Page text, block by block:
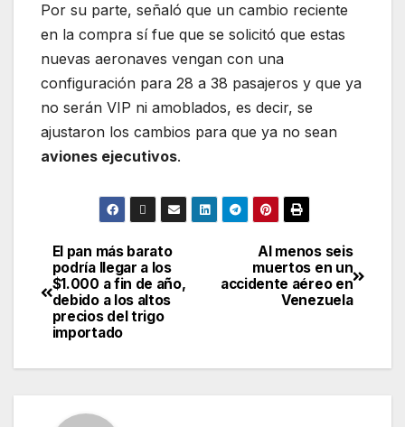
Por su parte, señaló que un cambio reciente
en la compra sí fue que se solicitó que estas
nuevas aeronaves vengan con una
configuración para 28 a 38 pasajeros y que ya
no serán VIP ni amoblados, es decir, se
ajustaron los cambios para que ya no sean
aviones ejecutivos.
Al menos seis
muertos en un
accidente aéreo en
Venezuela
El pan más barato
podría llegar a los
$1.000 a fin de año,
debido a los altos
precios del trigo
importado